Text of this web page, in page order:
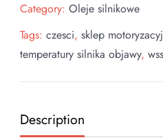
Category: Oleje silnikowe
Tags: czesci, sklep
temperatury silnika objawy,
Description